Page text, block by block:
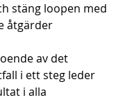
stäng loopen med
åtgärder
av det
i ett steg leder
i alla